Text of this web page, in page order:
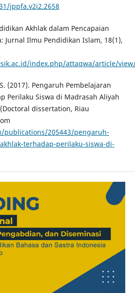
jppfa.v2i2.2658
Akhlak dalam Pencapaian
Jurnal Ilmu Pendidikan Islam, 18(1),
index.php/attaqwa/article/
(2017). Pengaruh Pembelajaran
Perilaku Siswa di Madrasah Aliyah
dissertation, Riau
205443/pengaruh-
terhadap-perilaku-siswa-di-